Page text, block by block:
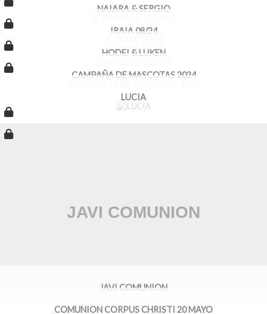
NAIARA & SERGIO
IRAIA 08/24
HODEI & LUKEN
CAMPAÑA DE MASCOTAS 2024
LUCIA
JAVI COMUNION
COMUNION CORPUS CHRISTI 20 MAYO